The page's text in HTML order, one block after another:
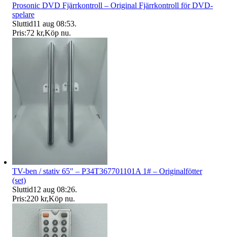
Prosonic DVD Fjärrkontroll – Original Fjärrkontroll för DVD-
spelare
Sluttid11 aug 08:53.
Pris:72 kr,Köp nu.
TV-ben / stativ 65" – P34T367701101A 1# – Originalfötter
(set)
Sluttid12 aug 08:26.
Pris:220 kr,Köp nu.